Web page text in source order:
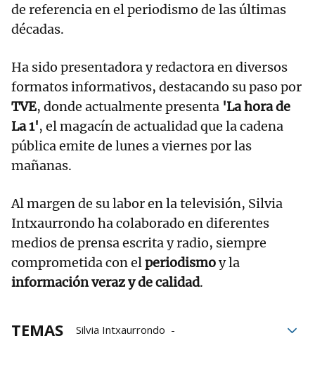
de referencia en el periodismo de las últimas
décadas.
Ha sido presentadora y redactora en diversos
formatos informativos, destacando su paso por
TVE, donde actualmente presenta 'La hora de
La 1', el magacín de actualidad que la cadena
pública emite de lunes a viernes por las
mañanas.
Al margen de su labor en la televisión, Silvia
Intxaurrondo ha colaborado en diferentes
medios de prensa escrita y radio, siempre
comprometida con elperiodismoy la
información veraz y de calidad.
TEMAS
Silvia Intxaurrondo